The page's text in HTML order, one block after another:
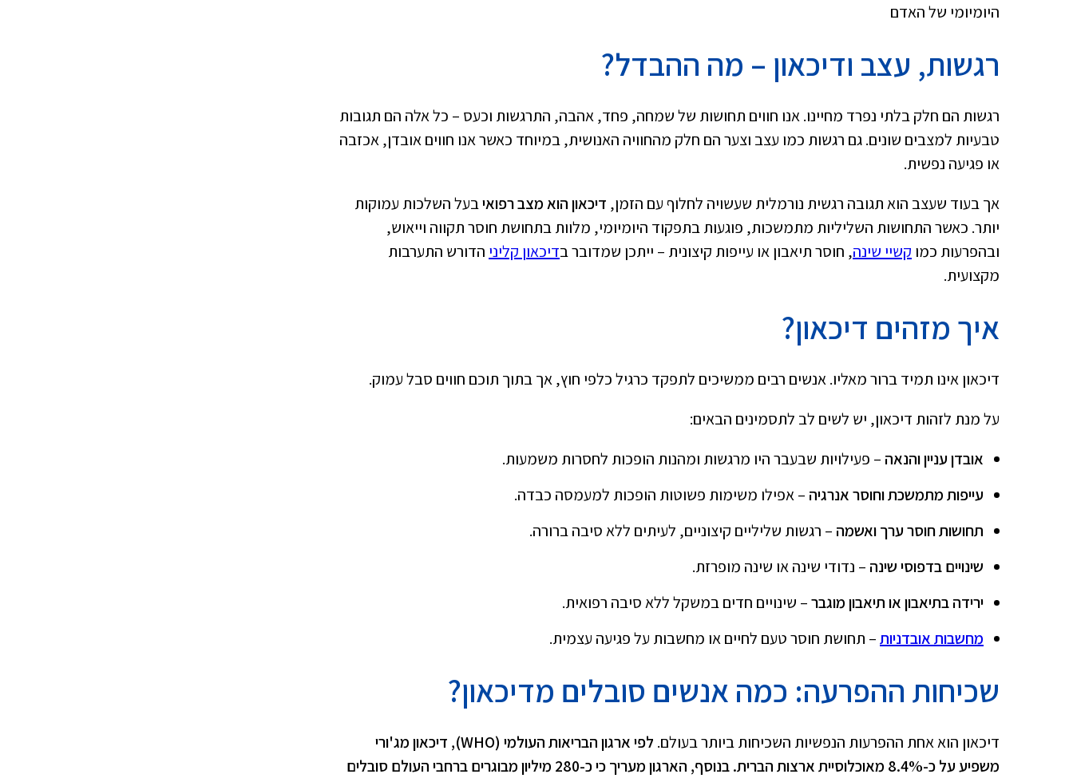
היומיומי של האדם
רגשות, עצב ודיכאון – מה ההבדל?
רגשות הם חלק בלתי נפרד מחיינו. אנו חווים תחושות של שמחה, פחד, אהבה, התרגשות וכעס – כל אלה הם תגובות
טבעיות למצבים שונים. גם רגשות כמו עצב וצער הם חלק מהחוויה האנושית, במיוחד כאשר אנו חווים אובדן, אכזבה
או פגיעה נפשית.
אך בעוד שעצב הוא תגובה רגשית נורמלית שעשויה לחלוף עם הזמן, דיכאון הוא מצב רפואיבעל השלכות עמוקות
יותר. כאשר התחושות השליליות מתמשכות, פוגעות בתפקוד היומיומי, מלוות בתחושת חוסר תקווה וייאוש,
ובהפרעות כמו קשיי שינה, חוסר תיאבון או עייפות קיצונית – ייתכן שמדובר בדיכאון קליני הדורש התערבות
מקצועית.
איך מזהים דיכאון?
דיכאון אינו תמיד ברור מאליו. אנשים רבים ממשיכים לתפקד כרגיל כלפי חוץ, אך בתוך תוכם חווים סבל עמוק.
על מנת לזהות דיכאון, יש לשים לב לתסמינים הבאים:
אובדן עניין והנאה – פעילויות שבעבר היו מרגשות ומהנות הופכות לחסרות משמעות.
עייפות מתמשכת וחוסר אנרגיה – אפילו משימות פשוטות הופכות למעמסה כבדה.
תחושות חוסר ערך ואשמה – רגשות שליליים קיצוניים, לעיתים ללא סיבה ברורה.
שינויים בדפוסי שינה – נדודי שינה או שינה מופרזת.
ירידה בתיאבון או תיאבון מוגבר– שינויים חדים במשקל ללא סיבה רפואית.
מחשבות אובדניות– תחושת חוסר טעם לחיים או מחשבות על פגיעה עצמית.
שכיחות ההפרעה: כמה אנשים סובלים מדיכאון?
דיכאון הוא אחת ההפרעות הנפשיות השכיחות ביותר בעולם.
לפי ארגון הבריאות העולמי (WHO), דיכאון מג'ורי
משפיע על כ-8.4% מאוכלוסיית ארצות הברית. בנוסף, הארגון מעריך כי כ-280 מיליון מבוגרים ברחבי העולם סובלים